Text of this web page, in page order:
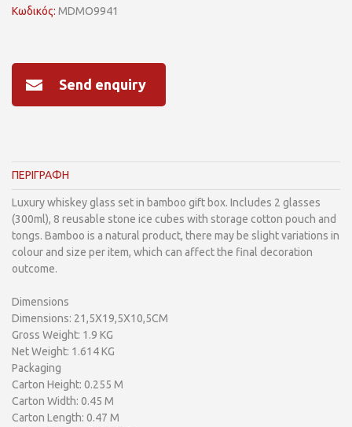
Κωδικός: MDMO9941
Send enquiry
ΠΕΡΙΓΡΑΦΗ
Luxury whiskey glass set in bamboo gift box. Includes 2 glasses
(300ml), 8 reusable stone ice cubes with storage cotton pouch and
tongs. Bamboo is a natural product, there may be slight variations in
colour and size per item, which can affect the final decoration
outcome.
Dimensions
Dimensions: 21,5X19,5X10,5CM
Gross Weight: 1.9 KG
Net Weight: 1.614 KG
Packaging
Carton Height: 0.255 M
Carton Width: 0.45 M
Carton Length: 0.47 M